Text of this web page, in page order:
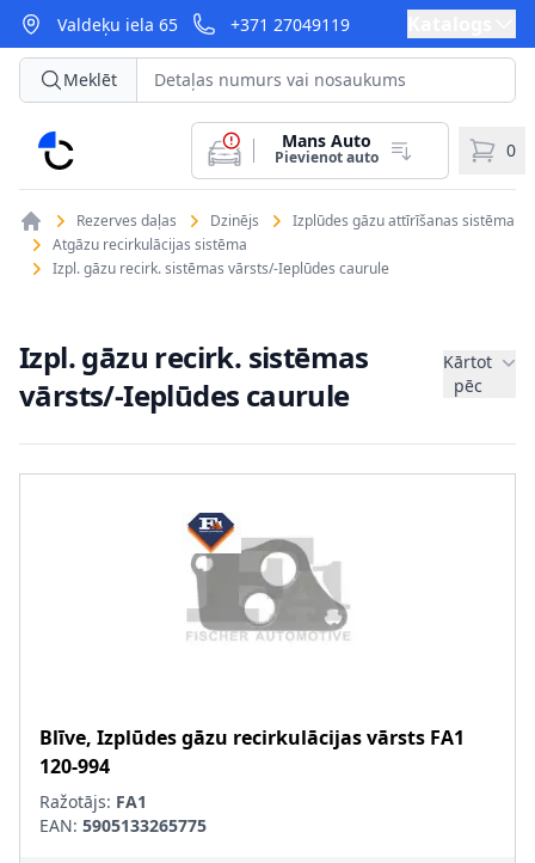
Valdeķu iela 65 +371 27049119
CarParts
Meklēt
Mans Auto
Pievienot auto 0
Rezerves daļas Dzinējs
Izplūdes gāzu attīrīšanas sistēma
Atgāzu recirkulācijas sistēma
Izpl. gāzu recirk. sistēmas vārsts/-Ieplūdes caurule
Izpl. gāzu recirk. sistēmas
vārsts/-Ieplūdes caurule
Kārtot
pēc
Blīve, Izplūdes gāzu recirkulācijas vārsts FA1
120-994
Ražotājs: FA1
EAN: 5905133265775